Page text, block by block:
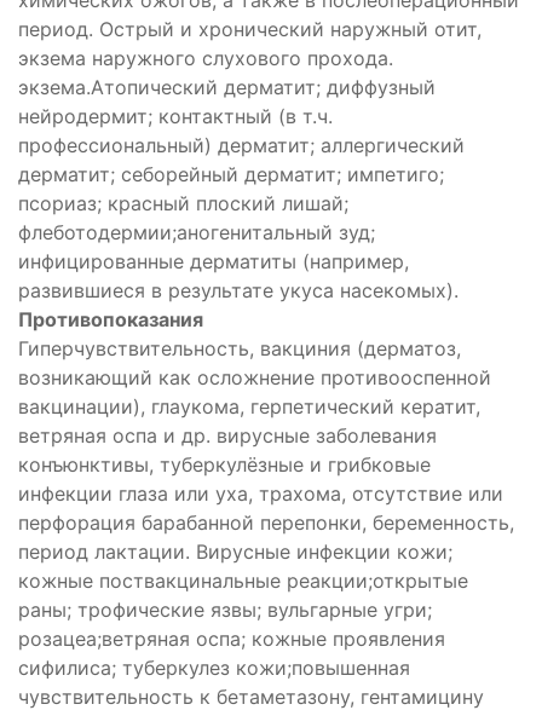
период. Острый и хронический наружный отит,
экзема наружного слухового прохода.
экзема.Атопический дерматит; диффузный
нейродермит; контактный (в т.ч.
профессиональный) дерматит; аллергический
дерматит; себорейный дерматит; импетиго;
псориаз; красный плоский лишай;
флеботодермии;аногенитальный зуд;
инфицированные дерматиты (например,
развившиеся в результате укуса насекомых).
Противопоказания
Гиперчувствительность, вакциния (дерматоз,
возникающий как осложнение противооспенной
вакцинации), глаукома, герпетический кератит,
ветряная оспа и др. вирусные заболевания
конъюнктивы, туберкулёзные и грибковые
инфекции глаза или уха, трахома, отсутствие или
перфорация барабанной перепонки, беременность,
период лактации. Вирусные инфекции кожи;
кожные поствакцинальные реакции;открытые
раны; трофические язвы; вульгарные угри;
розацеа;ветряная оспа; кожные проявления
сифилиса; туберкулез кожи;повышенная
чувствительность к бетаметазону, гентамицину